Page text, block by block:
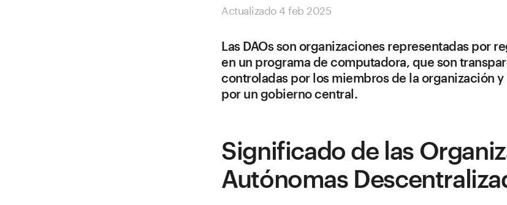
Actualizado 4 feb 2025
Las DAOs son organizaciones representadas por
en un programa de computadora, que son
controladas por los miembros de la organización
por un gobierno central.
Significado de las
Autónomas